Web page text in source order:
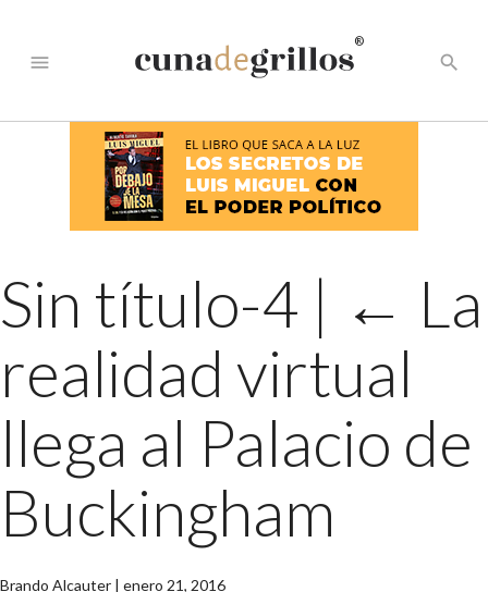
menu
®
search
Sin título-4 | ← La
realidad virtual
llega al Palacio de
Buckingham
Brando Alcauter | enero 21, 2016